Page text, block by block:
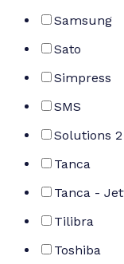
Samsung
Sato
Simpress
SMS
Solutions 2
Tanca
Tanca -
Tilibra
Toshiba